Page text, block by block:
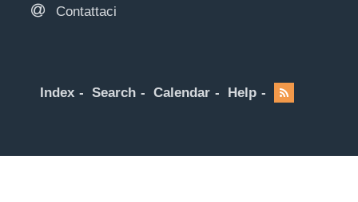
Contattaci
Index Search Calendar Help